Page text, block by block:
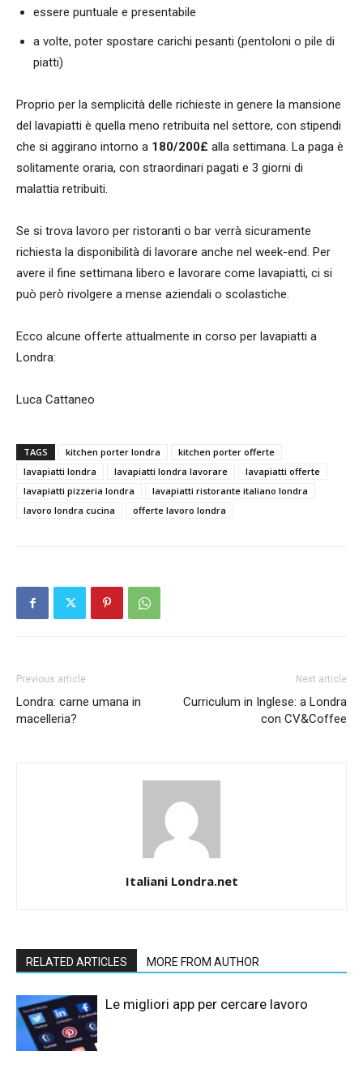
essere puntuale e presentabile
a volte, poter spostare carichi pesanti (pentoloni o pile di
piatti)
Proprio per la semplicità delle richieste in genere la mansione
del lavapiatti è quella meno retribuita nel settore, con stipendi
che si aggirano intorno a 180/200£ alla settimana. La paga è
solitamente oraria, con straordinari pagati e 3 giorni di
malattia retribuiti.
Se si trova lavoro per ristoranti o bar verrà sicuramente
richiesta la disponibilità di lavorare anche nel week-end. Per
avere il fine settimana libero e lavorare come lavapiatti, ci si
può però rivolgere a mense aziendali o scolastiche.
Ecco alcune offerte attualmente in corso per lavapiatti a
Londra:
Luca Cattaneo
TAGS kitchen porter londra
kitchen porter offerte
lavapiatti londra
lavapiatti londra lavorare
lavapiatti offerte
lavapiatti pizzeria londra
lavapiatti ristorante italiano londra
lavoro londra cucina
offerte lavoro londra
Previous article
Londra: carne umana in
macelleria?
Next article
Curriculum in Inglese: a Londra
con CV&Coffee
Italiani Londra.net
RELATED ARTICLES MORE FROM AUTHOR
Le migliori app per cercare lavoro